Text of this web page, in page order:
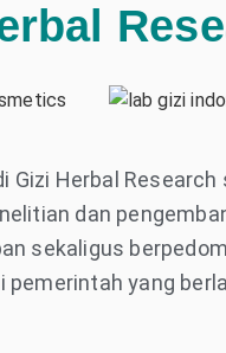
Gizi Herbal Research
dan
sekaligus
pemerintah yang